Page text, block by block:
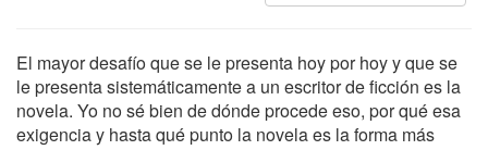
El mayor desafío que se le presenta hoy por hoy y que se
le presenta sistemáticamente a un escritor de ficción es la
novela. Yo no sé bien de dónde procede eso, por qué esa
exigencia y hasta qué punto la novela es la forma más